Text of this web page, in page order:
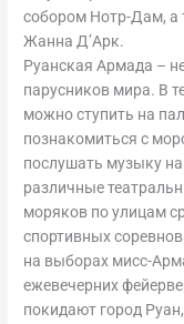
собором Нотр-Дам, а
Жанна Д’Арк.
Руанская Армада –
парусников мира. В
можно ступить на
познакомиться с
послушать музыку
различные
моряков по улицам
спортивных
на выборах мисс-
ежевечерних
покидают город